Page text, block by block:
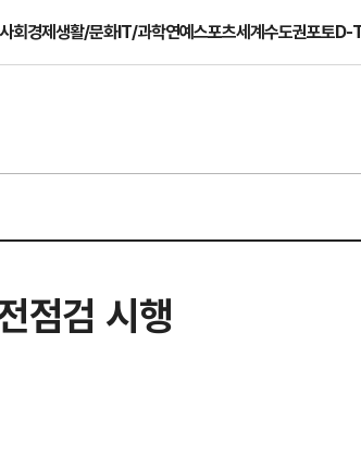
사회경제생활/문화IT/과학연예스포츠세계수도권포토D-
점검 시행